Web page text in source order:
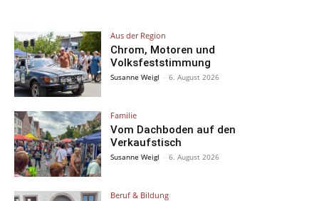
Aus der Region
Chrom, Motoren und
Volksfeststimmung
Susanne Weigl - 6. August 2026
Familie
Vom Dachboden auf den
Verkaufstisch
Susanne Weigl - 6. August 2026
Beruf & Bildung